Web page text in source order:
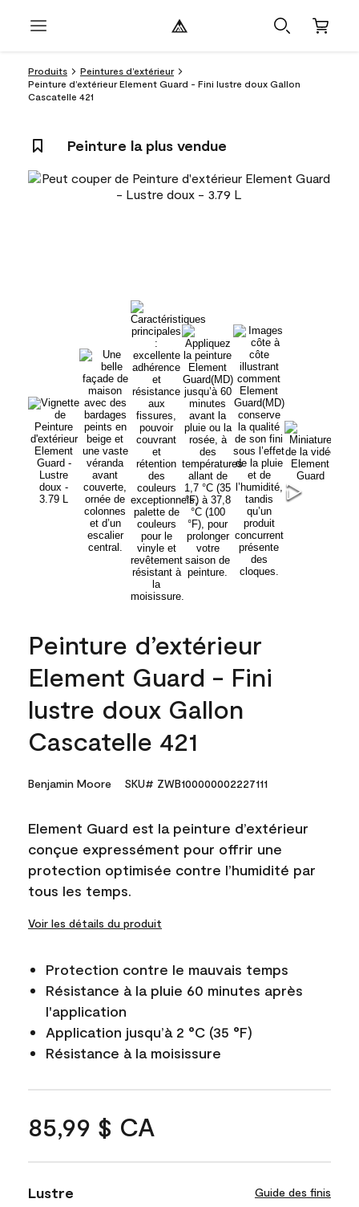
Produits
Peintures d’extérieur
Peinture d’extérieur Element Guard - Fini lustre doux Gallon
Cascatelle 421
Peinture la plus vendue
Peinture d’extérieur
Element Guard - Fini
lustre doux Gallon
Cascatelle 421
Benjamin Moore SKU# ZWB100000002227111
Element Guard est la peinture d’extérieur
conçue expressément pour offrir une
protection optimisée contre l’humidité par
tous les temps.
Voir les détails du produit
Protection contre le mauvais temps
Résistance à la pluie 60 minutes après
l'application
Application jusqu’à 2 °C (35 °F)
Résistance à la moisissure
85,99 $ CA
Lustre Guide des finis